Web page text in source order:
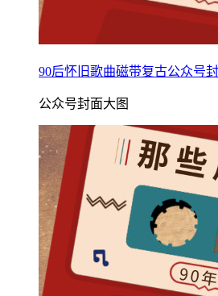
90后怀旧歌曲磁带复古公众号
公众号封面大图